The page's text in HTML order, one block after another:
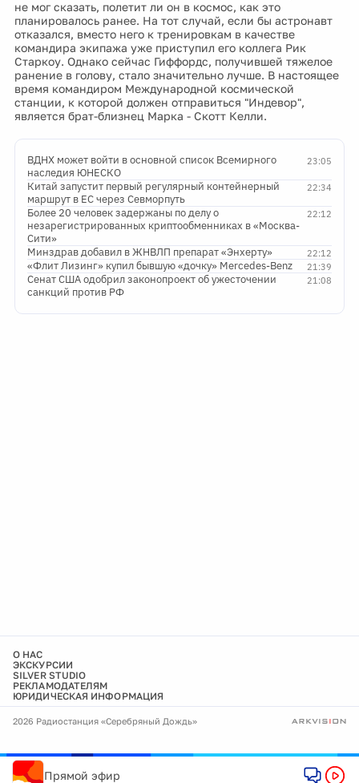
не мог сказать, полетит ли он в космос, как это
планировалось ранее. На тот случай, если бы астронавт
отказался, вместо него к тренировкам в качестве
командира экипажа уже приступил его коллега Рик
Старкоу. Однако сейчас Гиффордс, получившей тяжелое
ранение в голову, стало значительно лучше. В настоящее
время командиром Международной космической
станции, к которой должен отправиться "Индевор",
является брат-близнец Марка - Скотт Келли.
23:05
ВДНХ может войти в основной список Всемирного
наследия ЮНЕСКО
22:34
Китай запустит первый регулярный контейнерный
маршрут в ЕС через Севморпуть
22:12
Более 20 человек задержаны по делу о
незарегистрированных криптообменниках в «Москва-
Сити»
22:12
Минздрав добавил в ЖНВЛП препарат «Энхерту»
21:39
«Флит Лизинг» купил бывшую «дочку» Mercedes-Benz
21:08
Сенат США одобрил законопроект об ужесточении
санкций против РФ
О НАС
ЭКСКУРСИИ
SILVER STUDIO
РЕКЛАМОДАТЕЛЯМ
ЮРИДИЧЕСКАЯ ИНФОРМАЦИЯ
2026 Радиостанция «Серебряный Дождь»
Прямой эфир